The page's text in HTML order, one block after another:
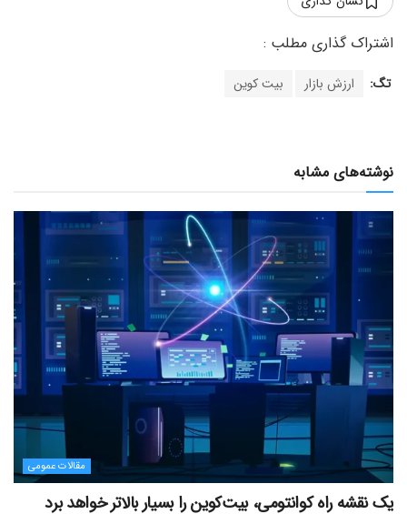
تگ: ارزش بازار بیت کوین
نوشته‌های مشابه
مقالات عمومی
یک نقشه راه کوانتومی، بیت‌کوین را بسیار بالاتر خواهد برد